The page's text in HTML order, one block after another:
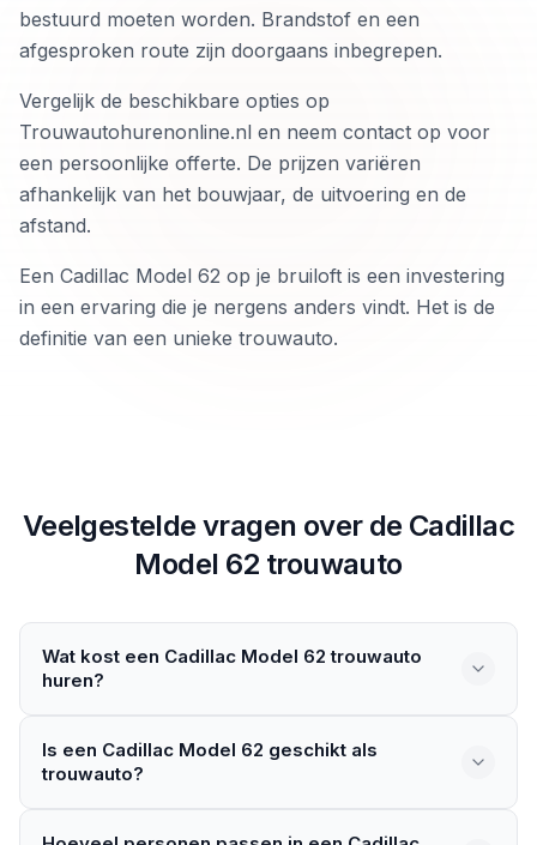
bestuurd moeten worden. Brandstof en een
afgesproken route zijn doorgaans inbegrepen.
Vergelijk de beschikbare opties op
Trouwautohurenonline.nl en neem contact op voor
een persoonlijke offerte. De prijzen variëren
afhankelijk van het bouwjaar, de uitvoering en de
afstand.
Een Cadillac Model 62 op je bruiloft is een investering
in een ervaring die je nergens anders vindt. Het is de
definitie van een unieke trouwauto.
Veelgestelde vragen over de Cadillac
Model 62 trouwauto
Wat kost een Cadillac Model 62 trouwauto
huren?
auto. Factoren zoals de huurduur, locatie van de bruiloft
en of er een chauffeur bij zit spelen een rol. Vergelijk
beeld te krijgen van de kosten.
Is een Cadillac Model 62 geschikt als
trouwauto?